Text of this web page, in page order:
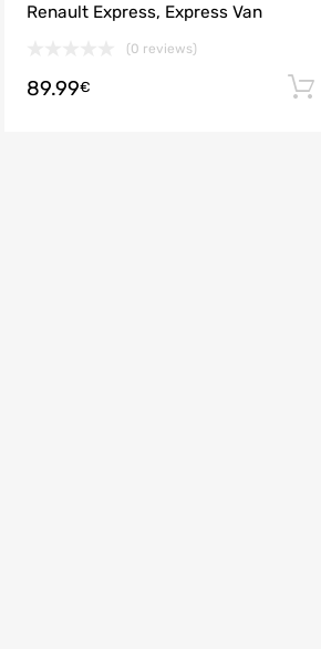
Renault Express, Express Van
(0 reviews)
89.99€